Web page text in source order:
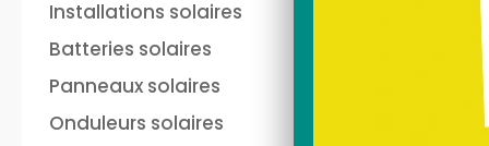
Sunethic sur prise 220V
Nos stations solaires
Installations solaires
Batteries solaires
Panneaux solaires
Onduleurs solaires